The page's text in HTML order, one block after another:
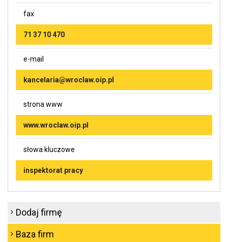
fax
71 37 10 470
e-mail
kancelaria@wroclaw.oip.pl
strona www
www.wroclaw.oip.pl
słowa kluczowe
inspektorat pracy
Dodaj firmę
Baza firm